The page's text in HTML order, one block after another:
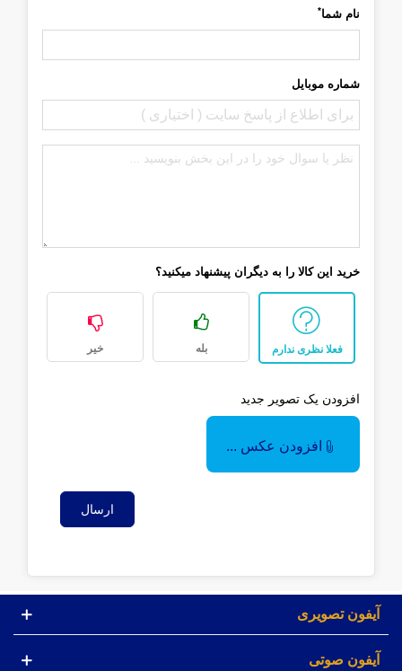
نام شما*
شماره موبایل
خرید این کالا را به دیگران پیشنهاد میکنید؟
فعلا نظری ندارم بله خیر
افزودن یک تصویر جدید
افزودن عکس ...
ارسال
آیفون تصویری
آیفون صوتی